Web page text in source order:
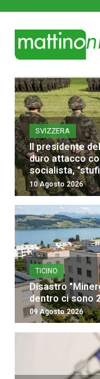
SVIZZERA
Il presidente
duro attacco
socialista,
10 Agosto 2026
TICINO
Disastro
dentro ci sono
09 Agosto 2026